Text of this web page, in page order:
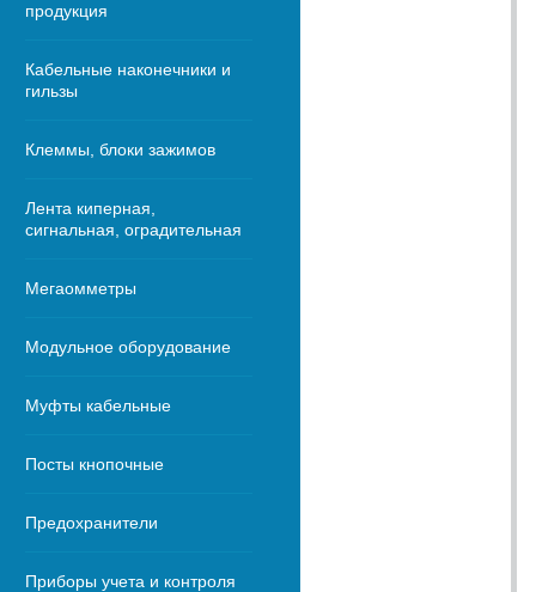
продукция
Кабельные наконечники и
гильзы
Клеммы, блоки зажимов
Лента киперная,
сигнальная, оградительная
Мегаомметры
Модульное оборудование
Муфты кабельные
Посты кнопочные
Предохранители
Приборы учета и контроля